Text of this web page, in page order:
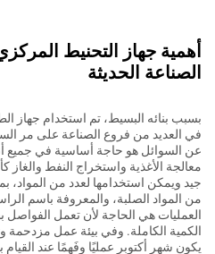
أهمية جهاز التحنيط
الصناعة الحديثة
بسبب بنائه البسيط، تم استخدام جهاز
في العديد من فروع الصناعة على مر
عن السوائل هو حاجة أساسية في جميع
معالجة الأغذية واستخراج النفط والغاز
جيد ويمكن استخدامها لعدد من المواد،
من المواد الصلبة، والمعروفة باسم
العمليات هي الحاجة لأن تعمل
الكمية الكاملة. وفي بيئة عمل مزدحمة
يكون شهر أكتوبر عمليًا وفَهمًا عند القيام